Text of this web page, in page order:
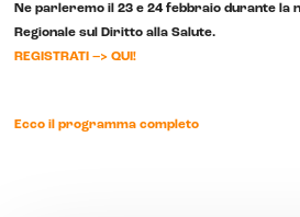
Ne parleremo il 23 e 24 febbraio durante la
Regionale sul Diritto alla Salute.
REGISTRATI –> QUI!
Ecco il programma completo